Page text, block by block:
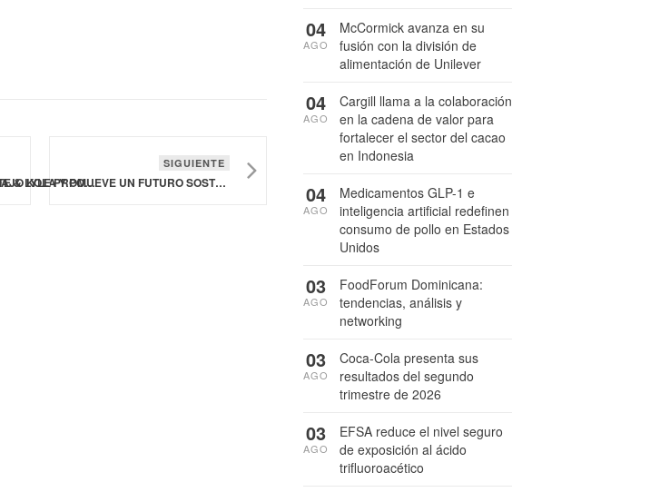
BAVARIA PRESENTA EL REFAJO KOLA Y POLA ROJA EN COLABORACIÓN CON KOLA ROMÁN
SIGUIENTE
TATE & LYLE PROMUEVE UN FUTURO SOSTENIBLE
McCormick avanza en su
fusión con la división de
alimentación de Unilever
04
AGO
Cargill llama a la colaboración
en la cadena de valor para
fortalecer el sector del cacao
en Indonesia
04
AGO
Medicamentos GLP-1 e
inteligencia artificial redefinen
consumo de pollo en Estados
Unidos
04
AGO
FoodForum Dominicana:
tendencias, análisis y
networking
03
AGO
Coca-Cola presenta sus
resultados del segundo
trimestre de 2026
03
AGO
EFSA reduce el nivel seguro
de exposición al ácido
trifluoroacético
03
AGO